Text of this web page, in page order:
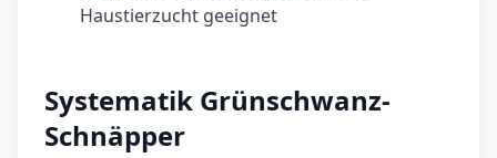
Haustierzucht geeignet
Systematik Grünschwanz-
Schnäpper